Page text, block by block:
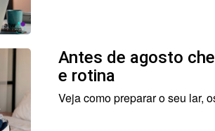
Antes de agosto
e rotina
Veja como preparar o seu lar,